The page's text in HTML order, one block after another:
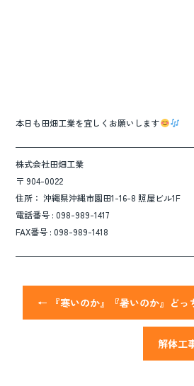
本日も田畑工業を宜しくお願いします
株式会社田畑工業
〒 904-0022
住所： 沖縄県沖縄市園田1-16-8 照屋ビル1F
電話番号 : 098-989-1417
FAX番号 : 098-989-1418
← 『寒いのか』『暑いのか』どっ
解体工